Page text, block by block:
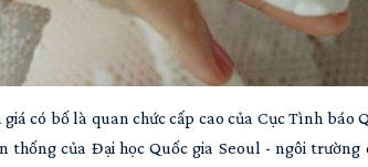
có bố là quan chức cấp cao của Cục Tình báo
thống của Đại học Quốc gia Seoul - ngôi